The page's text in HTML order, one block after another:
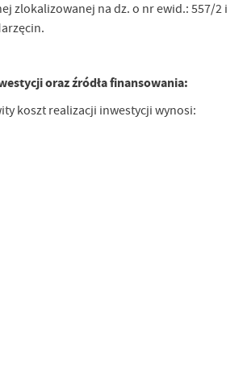
zlokalizowanej na dz. o nr ewid.: 557/2 i
oraz źródła finansowania:
koszt realizacji inwestycji wynosi: